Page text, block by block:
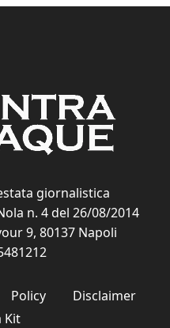
giornalistica
n. 4 del 26/08/2014
9, 80137 Napoli
Policy
Disclaimer
Kit